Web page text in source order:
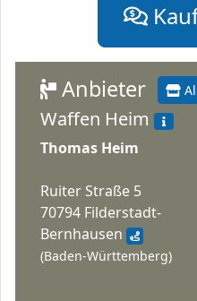
Anbieter
Waffen Heim
Thomas Heim
Ruiter Straße 5
70794 Filderstadt-
Bernhausen
(Baden-Württemberg)